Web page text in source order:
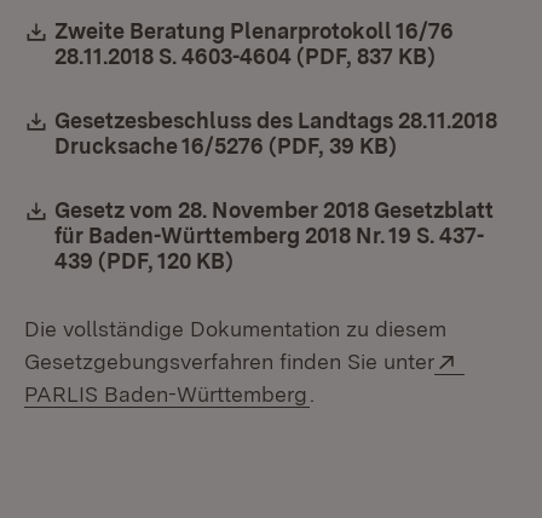
Download:
Zweite Beratung Plenarprotokoll 16/76
28.11.2018 S. 4603-4604 (PDF, 837 KB)
Download:
Gesetzesbeschluss des Landtags 28.11.2018
Drucksache 16/5276 (PDF, 39 KB)
Download:
Gesetz vom 28. November 2018 Gesetzblatt
für Baden-Württemberg 2018 Nr. 19 S. 437-
439 (PDF, 120 KB)
Die vollständige Dokumentation zu diesem
Gesetzgebungsverfahren finden Sie unter
PARLIS Baden-Württemberg